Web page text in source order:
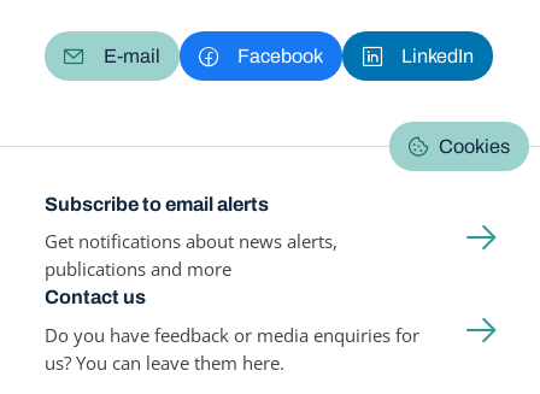
E-mail Facebook LinkedIn
Cookies
Subscribe to email alerts
Get notifications about news alerts,
publications and more
Contact us
Do you have feedback or media enquiries for
us? You can leave them here.